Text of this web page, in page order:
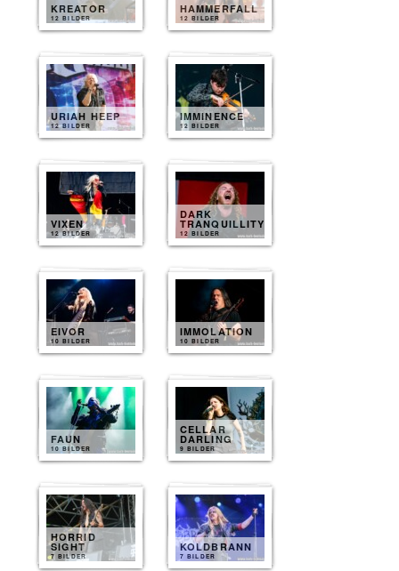
KREATOR
12 BILDER
HAMMERFALL
12 BILDER
URIAH HEEP
12 BILDER
IMMINENCE
12 BILDER
VIXEN
12 BILDER
DARK
TRANQUILLITY
12 BILDER
EIVOR
10 BILDER
IMMOLATION
10 BILDER
FAUN
10 BILDER
CELLAR
DARLING
9 BILDER
HORRID
SIGHT
7 BILDER
KOLDBRANN
7 BILDER